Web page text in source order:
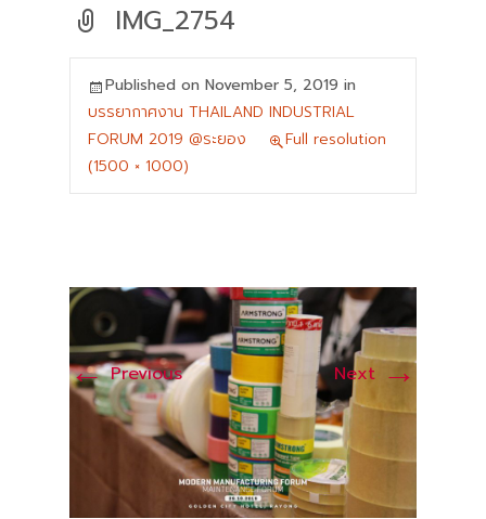
IMG_2754
Published on November 5, 2019 in
บรรยากาศงาน THAILAND INDUSTRIAL
FORUM 2019 @ระยอง
Full resolution
(1500 × 1000)
←Previous Next →